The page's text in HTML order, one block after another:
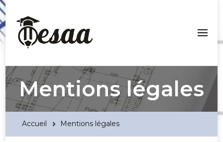
Esaa Aquitaine
Mentions légales
Accueil Mentions légales